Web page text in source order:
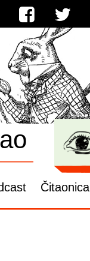
Čitaonica